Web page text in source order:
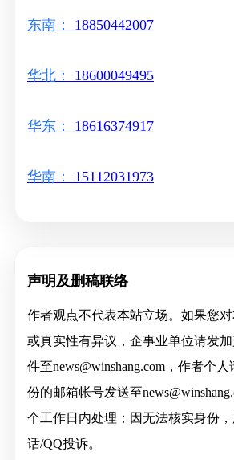
东南： 18850442007
华北： 18600049495
华东： 18616374917
华南： 15112031973
声明及删稿联络
作者观点不代表本站立场。如果您
或真实性有异议，企事业单位请发
件至news@winshang.com，作者个
份的邮箱帐号发送至
个工作日内处理；因无法核实身份
话/QQ投诉。